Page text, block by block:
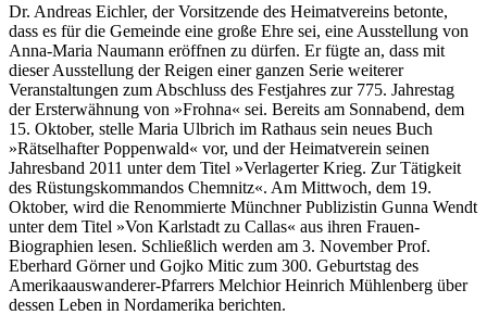
Dr. Andreas Eichler, der Vorsitzende des Heimatvereins betonte,
dass es für die Gemeinde eine große Ehre sei, eine Ausstellung von
Anna-Maria Naumann eröffnen zu dürfen. Er fügte an, dass mit
dieser Ausstellung der Reigen einer ganzen Serie weiterer
Veranstaltungen zum Abschluss des Festjahres zur 775. Jahrestag
der Ersterwähnung von »Frohna« sei. Bereits am Sonnabend, dem
15. Oktober, stelle Maria Ulbrich im Rathaus sein neues Buch
»Rätselhafter Poppenwald« vor, und der Heimatverein seinen
Jahresband 2011 unter dem Titel »Verlagerter Krieg. Zur Tätigkeit
des Rüstungskommandos Chemnitz«. Am Mittwoch, dem 19.
Oktober, wird die Renommierte Münchner Publizistin Gunna Wendt
unter dem Titel »Von Karlstadt zu Callas« aus ihren Frauen-
Biographien lesen. Schließlich werden am 3. November Prof.
Eberhard Görner und Gojko Mitic zum 300. Geburtstag des
Amerikaauswanderer-Pfarrers Melchior Heinrich Mühlenberg über
dessen Leben in Nordamerika berichten.